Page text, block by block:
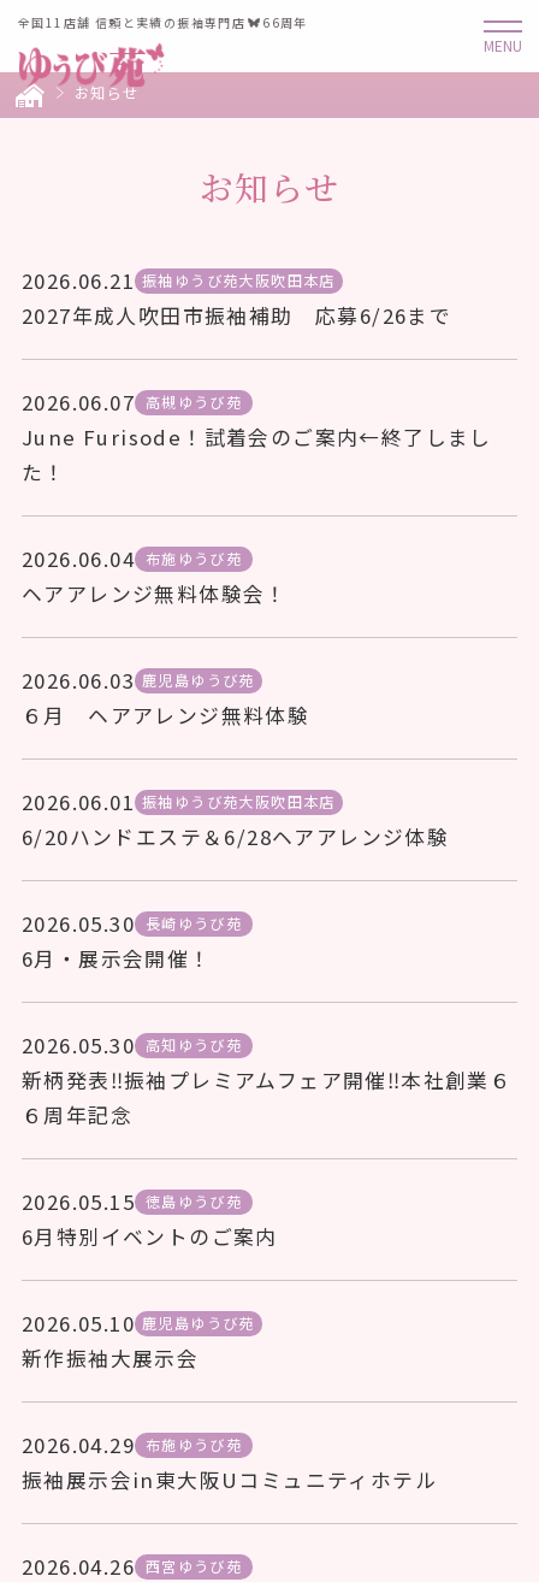
全国11店舗 信頼と実績の振袖専門店 66周年
お知らせ
お知らせ
2026.06.21 振袖ゆうび苑大阪吹田本店
2027年成人吹田市振袖補助 応募6/26まで
2026.06.07 高槻ゆうび苑
June Furisode！試着会のご案内←終了しまし
た！
2026.06.04 布施ゆうび苑
ヘアアレンジ無料体験会！
2026.06.03 鹿児島ゆうび苑
６月 ヘアアレンジ無料体験
2026.06.01 振袖ゆうび苑大阪吹田本店
6/20ハンドエステ＆6/28ヘアアレンジ体験
2026.05.30 長崎ゆうび苑
6月・展示会開催！
2026.05.30 高知ゆうび苑
新柄発表‼振袖プレミアムフェア開催‼本社創業６
６周年記念
2026.05.15 徳島ゆうび苑
6月特別イベントのご案内
2026.05.10 鹿児島ゆうび苑
新作振袖大展示会
2026.04.29 布施ゆうび苑
振袖展示会in東大阪Uコミュニティホテル
2026.04.26 西宮ゆうび苑